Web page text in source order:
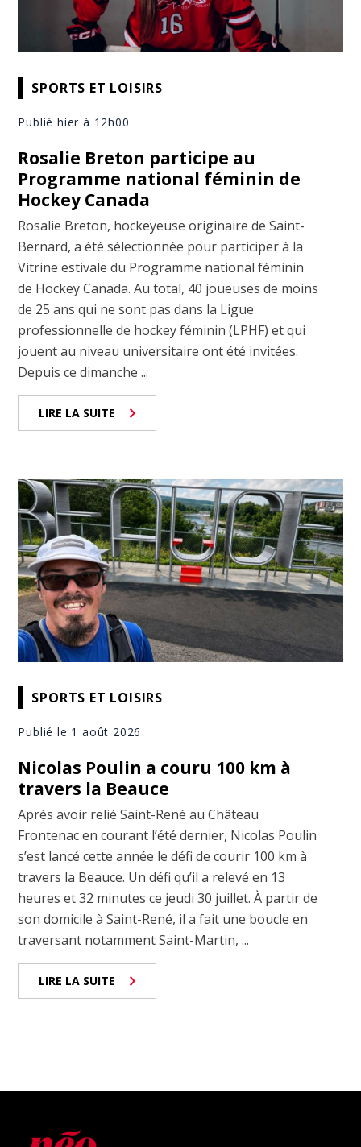
SPORTS ET LOISIRS
Publié hier à 12h00
Rosalie Breton participe au
Programme national féminin de
Hockey Canada
Rosalie Breton, hockeyeuse originaire de Saint-
Bernard, a été sélectionnée pour participer à la
Vitrine estivale du Programme national féminin
de Hockey Canada. Au total, 40 joueuses de moins
de 25 ans qui ne sont pas dans la Ligue
professionnelle de hockey féminin (LPHF) et qui
jouent au niveau universitaire ont été invitées.
Depuis ce dimanche ...
LIRE LA SUITE
SPORTS ET LOISIRS
Publié le 1 août 2026
Nicolas Poulin a couru 100 km à
travers la Beauce
Après avoir relié Saint-René au Château
Frontenac en courant l’été dernier, Nicolas Poulin
s’est lancé cette année le défi de courir 100 km à
travers la Beauce. Un défi qu’il a relevé en 13
heures et 32 minutes ce jeudi 30 juillet. À partir de
son domicile à Saint-René, il a fait une boucle en
traversant notamment Saint-Martin, ...
LIRE LA SUITE